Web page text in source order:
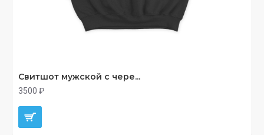
Свитшот мужской с чере...
3500 ₽